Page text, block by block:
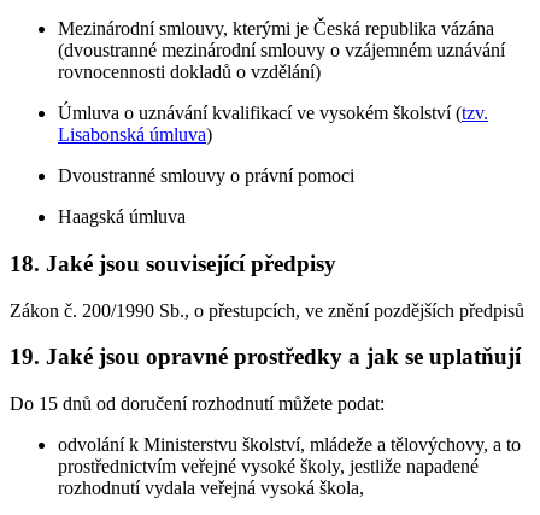
Mezinárodní smlouvy, kterými je Česká republika vázána
(dvoustranné mezinárodní smlouvy o vzájemném uznávání
rovnocennosti dokladů o vzdělání)
Úmluva o uznávání kvalifikací ve vysokém školství (tzv.
Lisabonská úmluva)
Dvoustranné smlouvy o právní pomoci
Haagská úmluva
18. Jaké jsou související předpisy
Zákon č. 200/1990 Sb., o přestupcích, ve znění pozdějších předpisů
19. Jaké jsou opravné prostředky a jak se uplatňují
Do 15 dnů od doručení rozhodnutí můžete podat:
odvolání k Ministerstvu školství, mládeže a tělovýchovy, a to
prostřednictvím veřejné vysoké školy, jestliže napadené
rozhodnutí vydala veřejná vysoká škola,